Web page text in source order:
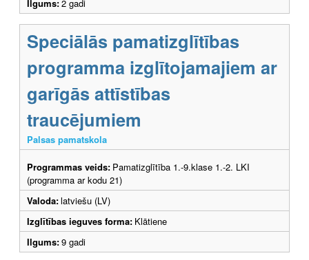
Ilgums:2 gadi
Speciālās pamatizglītības
programma izglītojamajiem ar
garīgās attīstības
traucējumiem
Palsas pamatskola
Programmas veids: Pamatizglītība 1.-9.klase 1.-2. LKI
(programma ar kodu 21)
Valoda:latviešu (LV)
Izglītības ieguves forma: Klātiene
Ilgums:9 gadi